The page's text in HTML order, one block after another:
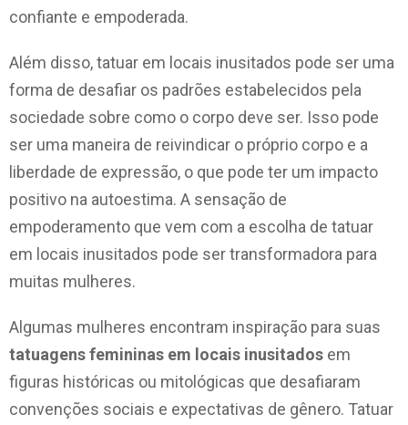
confiante e empoderada.
Além disso, tatuar em locais inusitados pode ser uma
forma de desafiar os padrões estabelecidos pela
sociedade sobre como o corpo deve ser. Isso pode
ser uma maneira de reivindicar o próprio corpo e a
liberdade de expressão, o que pode ter um impacto
positivo na autoestima. A sensação de
empoderamento que vem com a escolha de tatuar
em locais inusitados pode ser transformadora para
muitas mulheres.
Algumas mulheres encontram inspiração para suas
tatuagens femininas em locais inusitados em
figuras históricas ou mitológicas que desafiaram
convenções sociais e expectativas de gênero. Tatuar